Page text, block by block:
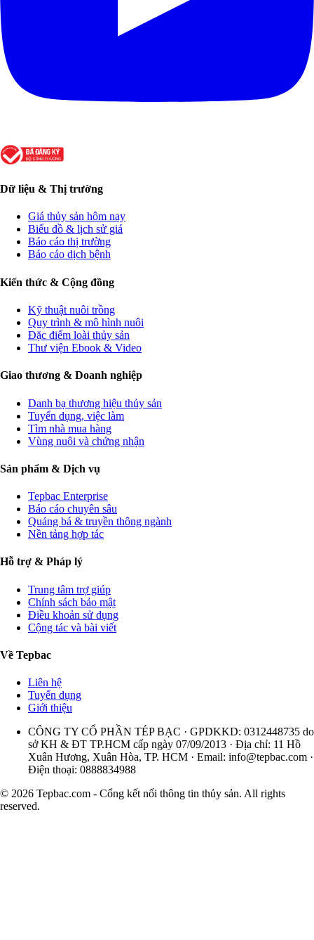
Dữ liệu & Thị trường
Giá thủy sản hôm nay
Biểu đồ & lịch sử giá
Báo cáo thị trường
Báo cáo dịch bệnh
Kiến thức & Cộng đồng
Kỹ thuật nuôi trồng
Quy trình & mô hình nuôi
Đặc điểm loài thủy sản
Thư viện Ebook & Video
Giao thương & Doanh nghiệp
Danh bạ thương hiệu thủy sản
Tuyển dụng, việc làm
Tìm nhà mua hàng
Vùng nuôi và chứng nhận
Sản phẩm & Dịch vụ
Tepbac Enterprise
Báo cáo chuyên sâu
Quảng bá & truyền thông ngành
Nền tảng hợp tác
Hỗ trợ & Pháp lý
Trung tâm trợ giúp
Chính sách bảo mật
Điều khoản sử dụng
Cộng tác và bài viết
Về Tepbac
Liên hệ
Tuyển dụng
Giới thiệu
CÔNG TY CỔ PHẦN TÉP BẠC · GPDKKD: 0312448735 do
sở KH & ĐT TP.HCM cấp ngày 07/09/2013 · Địa chỉ: 11 Hồ
Xuân Hương, Xuân Hòa, TP. HCM · Email: info@tepbac.com ·
Điện thoại: 0888834988
© 2026 Tepbac.com - Cổng kết nối thông tin thủy sản. All rights
reserved.